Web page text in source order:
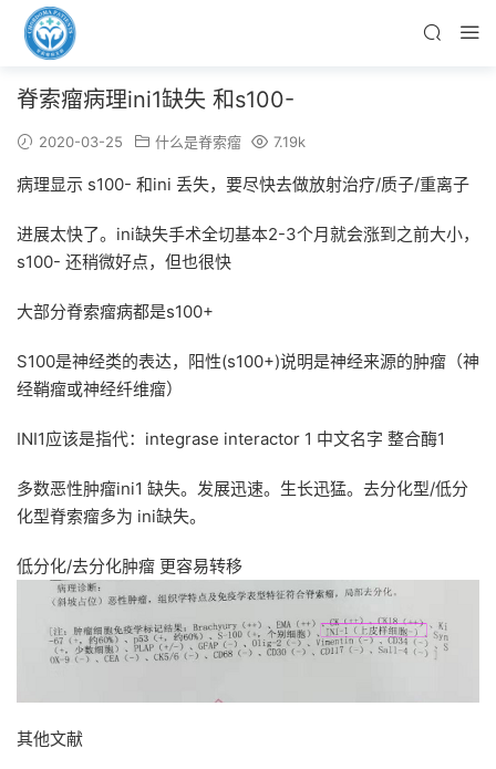
脊索瘤病理ini1缺失 和s100-
2020-03-25 什么是脊索瘤 7.19k
病理显示 s100- 和ini 丢失，要尽快去做放射治疗/质子/重离子
进展太快了。ini缺失手术全切基本2-3个月就会涨到之前大小，
s100- 还稍微好点，但也很快
大部分脊索瘤病都是s100+
S100是神经类的表达，阳性(s100+)说明是神经来源的肿瘤（神
经鞘瘤或神经纤维瘤）
INI1应该是指代：integrase interactor 1 中文名字 整合酶1
多数恶性肿瘤ini1 缺失。发展迅速。生长迅猛。去分化型/低分
化型脊索瘤多为 ini缺失。
低分化/去分化肿瘤 更容易转移
其他文献